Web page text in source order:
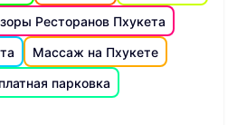
Ресторанов Пхукета
Массаж на Пхукете
парковка